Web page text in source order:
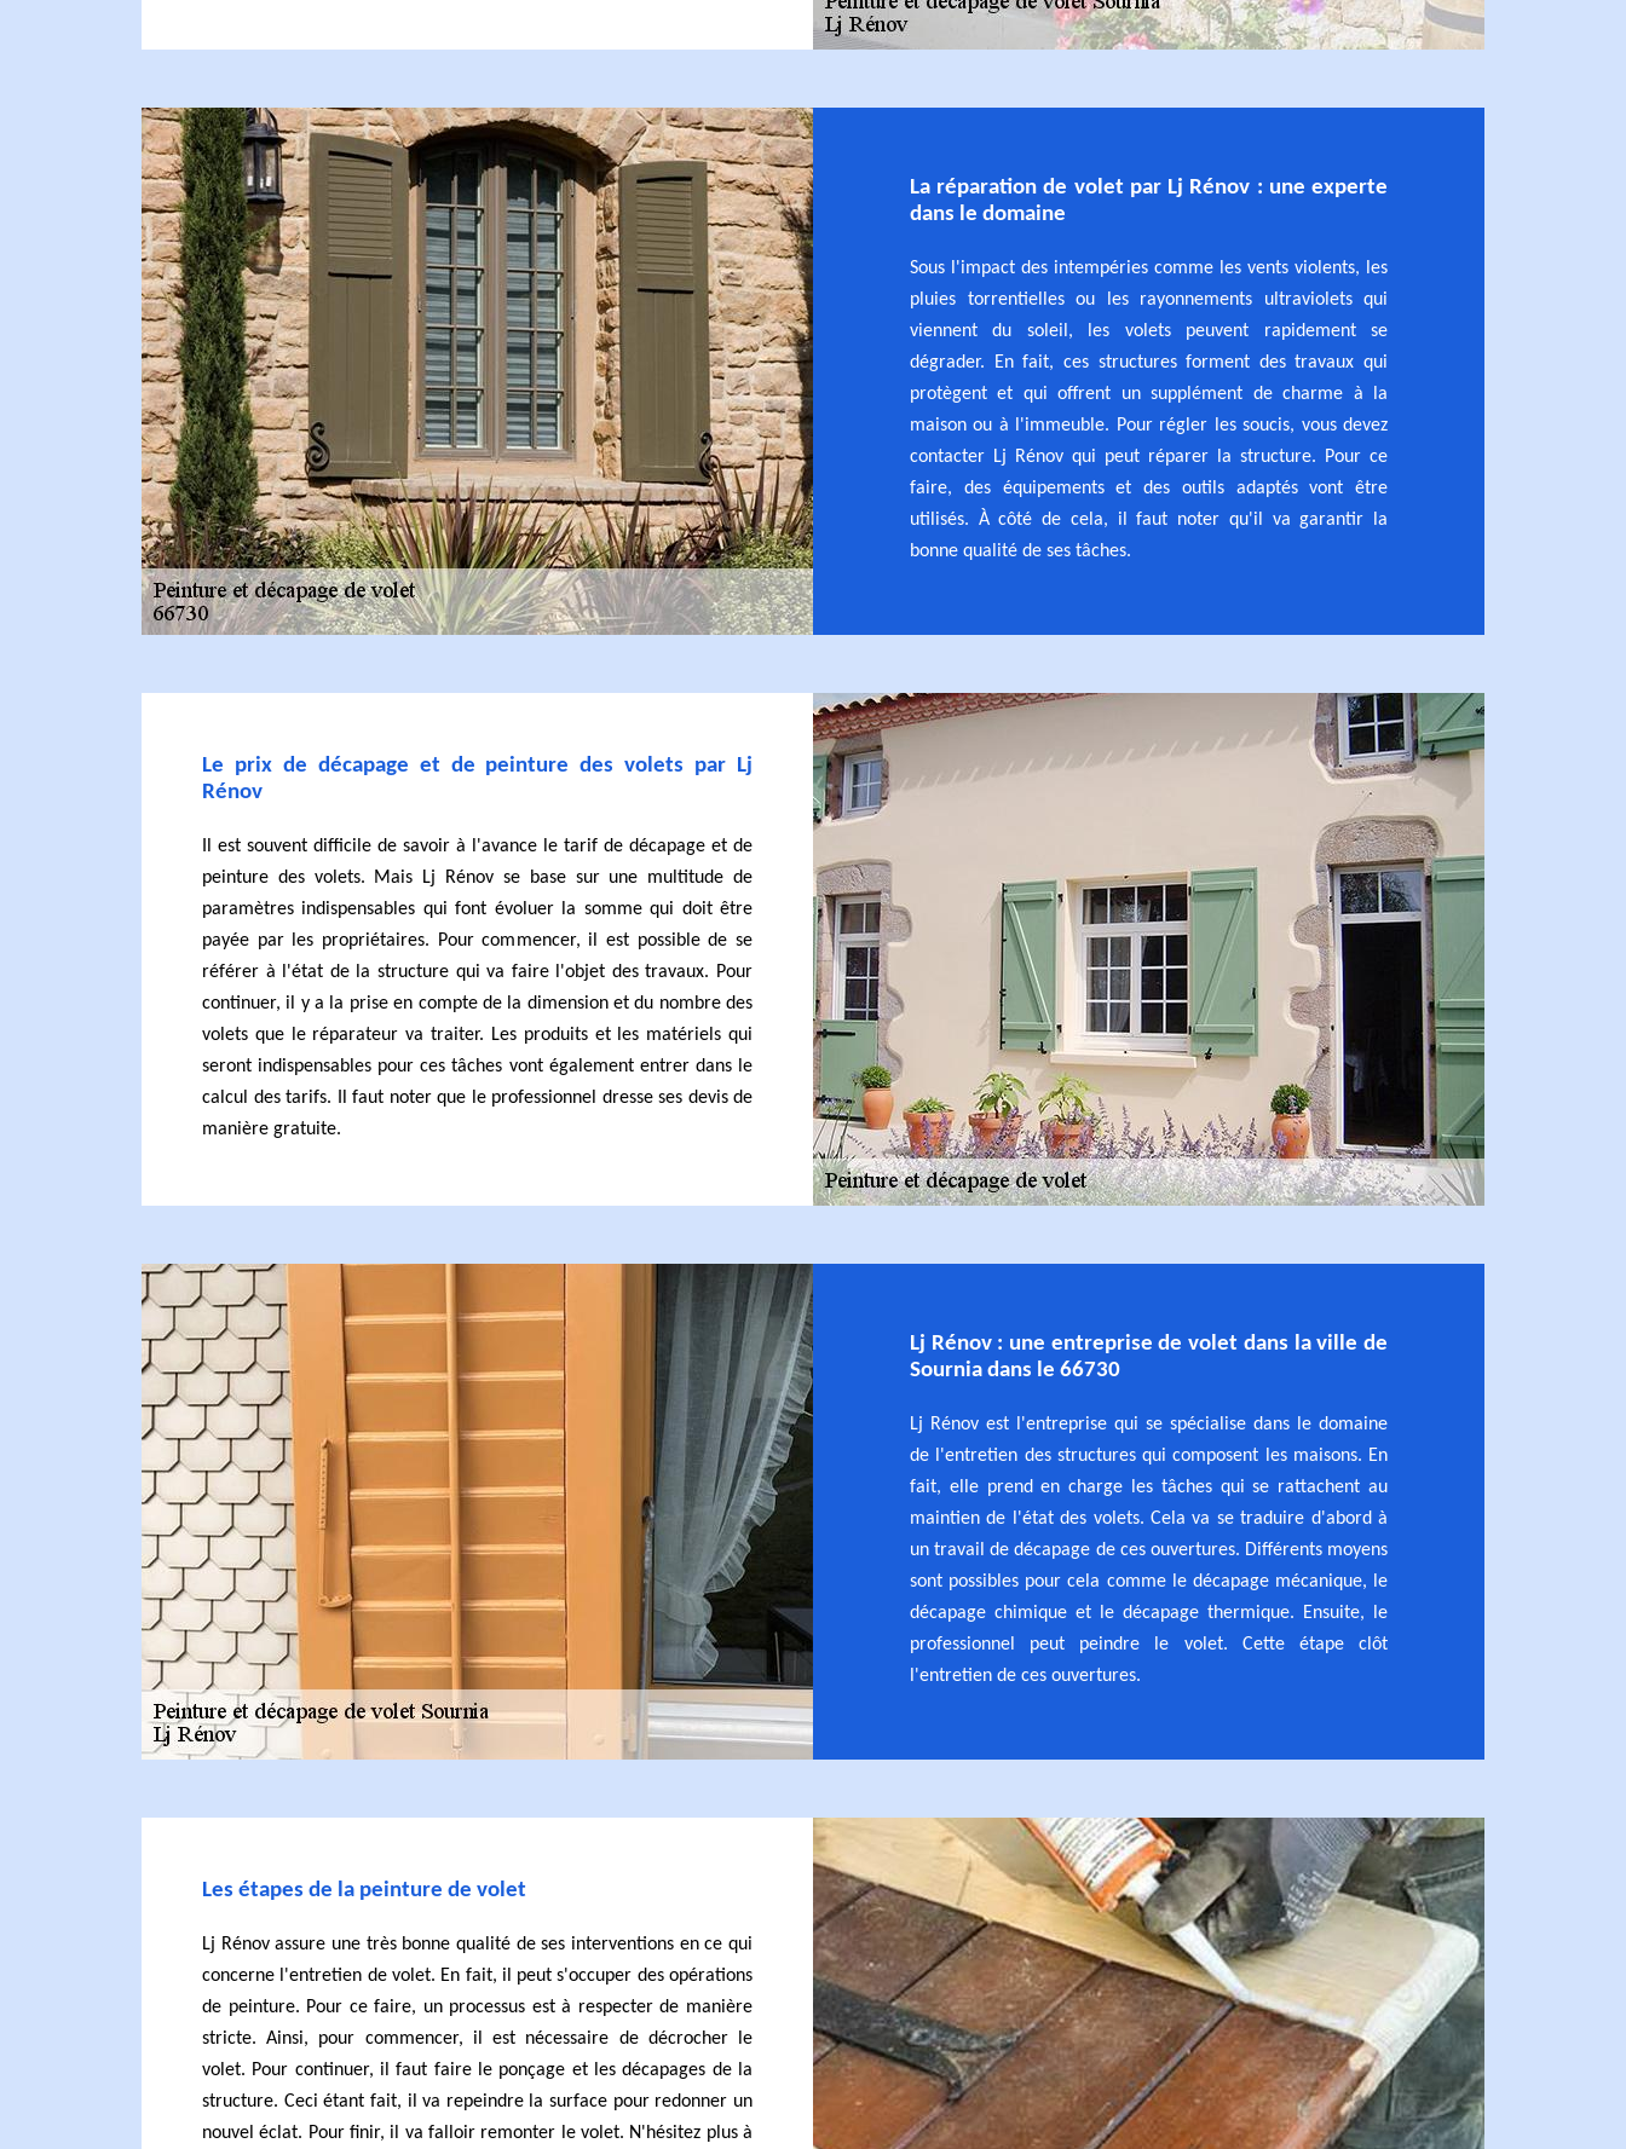
La réparation de volet par Lj Rénov : une experte
dans le domaine
Sous l'impact des intempéries comme les vents violents, les
pluies torrentielles ou les rayonnements ultraviolets qui
viennent du soleil, les volets peuvent rapidement se
dégrader. En fait, ces structures forment des travaux qui
protègent et qui offrent un supplément de charme à la
maison ou à l'immeuble. Pour régler les soucis, vous devez
contacter Lj Rénov qui peut réparer la structure. Pour ce
faire, des équipements et des outils adaptés vont être
utilisés. À côté de cela, il faut noter qu'il va garantir la
bonne qualité de ses tâches.
Le prix de décapage et de peinture des volets par Lj
Rénov
Il est souvent difficile de savoir à l'avance le tarif de décapage et de
peinture des volets. Mais Lj Rénov se base sur une multitude de
paramètres indispensables qui font évoluer la somme qui doit être
payée par les propriétaires. Pour commencer, il est possible de se
référer à l'état de la structure qui va faire l'objet des travaux. Pour
continuer, il y a la prise en compte de la dimension et du nombre des
volets que le réparateur va traiter. Les produits et les matériels qui
seront indispensables pour ces tâches vont également entrer dans le
calcul des tarifs. Il faut noter que le professionnel dresse ses devis de
manière gratuite.
Lj Rénov : une entreprise de volet dans la ville de
Sournia dans le 66730
Lj Rénov est l'entreprise qui se spécialise dans le domaine
de l'entretien des structures qui composent les maisons. En
fait, elle prend en charge les tâches qui se rattachent au
maintien de l'état des volets. Cela va se traduire d'abord à
un travail de décapage de ces ouvertures. Différents moyens
sont possibles pour cela comme le décapage mécanique, le
décapage chimique et le décapage thermique. Ensuite, le
professionnel peut peindre le volet. Cette étape clôt
l'entretien de ces ouvertures.
Les étapes de la peinture de volet
Lj Rénov assure une très bonne qualité de ses interventions en ce qui
concerne l'entretien de volet. En fait, il peut s'occuper des opérations
de peinture. Pour ce faire, un processus est à respecter de manière
stricte. Ainsi, pour commencer, il est nécessaire de décrocher le
volet. Pour continuer, il faut faire le ponçage et les décapages de la
structure. Ceci étant fait, il va repeindre la surface pour redonner un
nouvel éclat. Pour finir, il va falloir remonter le volet. N'hésitez plus à